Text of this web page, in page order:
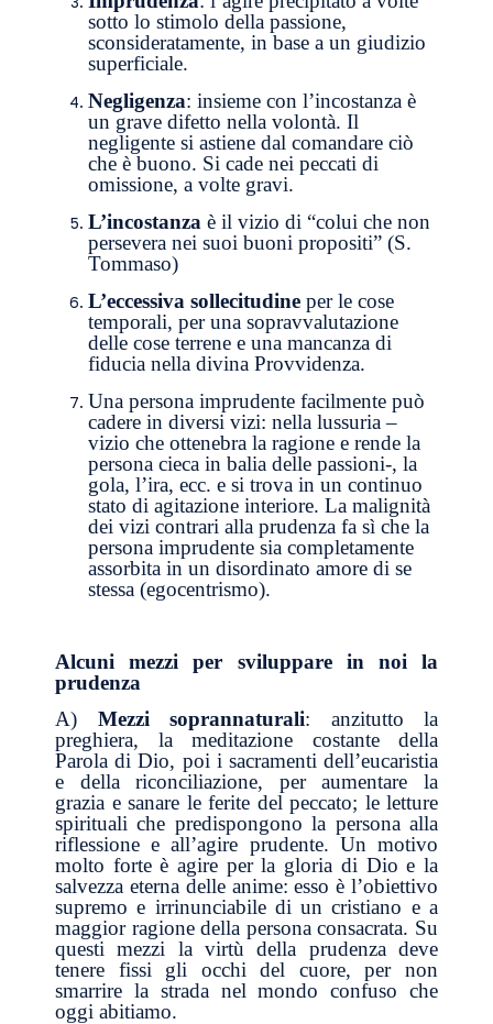
sotto lo stimolo della passione,
sconsideratamente, in base a un giudizio
superficiale.
Negligenza: insieme con l’incostanza è
un grave difetto nella volontà. Il
negligente si astiene dal comandare ciò
che è buono. Si cade nei peccati di
omissione, a volte gravi.
L’incostanza è il vizio di “colui che non
persevera nei suoi buoni propositi” (S.
Tommaso)
L’eccessiva sollecitudine per le cose
temporali, per una sopravvalutazione
delle cose terrene e una mancanza di
fiducia nella divina Provvidenza.
Una persona imprudente facilmente può
cadere in diversi vizi: nella lussuria –
vizio che ottenebra la ragione e rende la
persona cieca in balia delle passioni-, la
gola, l’ira, ecc. e si trova in un continuo
stato di agitazione interiore. La malignità
dei vizi contrari alla prudenza fa sì che la
persona imprudente sia completamente
assorbita in un disordinato amore di se
stessa (egocentrismo).
Alcuni mezzi per sviluppare in noi la
prudenza
A) Mezzi soprannaturali: anzitutto la
preghiera, la meditazione costante della
Parola di Dio, poi i sacramenti dell’eucaristia
e della riconciliazione, per aumentare la
grazia e sanare le ferite del peccato; le letture
spirituali che predispongono la persona alla
riflessione e all’agire prudente. Un motivo
molto forte è agire per la gloria di Dio e la
salvezza eterna delle anime: esso è l’obiettivo
supremo e irrinunciabile di un cristiano e a
maggior ragione della persona consacrata. Su
questi mezzi la virtù della prudenza deve
tenere fissi gli occhi del cuore, per non
smarrire la strada nel mondo confuso che
oggi abitiamo.